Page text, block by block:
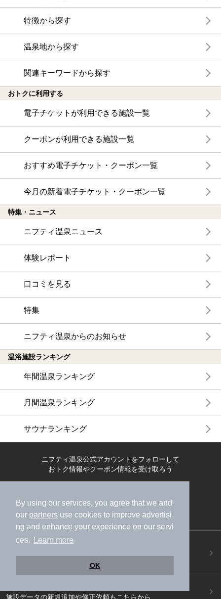
By using our services, you agree that we and
our partners use cookies to improve advertisi
ng and enhance your experience on our servi
ces.
Learn more
OK
特徴から探す
温泉地から探す
関連キーワードから探す
おトクに利用する
電子チケットが利用できる施設一覧
クーポンが利用できる施設一覧
おすすめ電子チケット・クーポン一覧
今月の新着電子チケット・クーポン一覧
特集・ニュース
ニフティ温泉ニュース
体験レポート
口コミを見る
特集
ニフティ温泉からのお知らせ
温浴施設ランキング
年間温泉ランキング
月間温泉ランキング
サウナランキング
ニフティ温泉公式アカウントをフォローして
おトク情報やクーポン情報を受け取ろう
ニフティ温泉アプリ
今すぐダウンロード！
施設データの新規追加や修正依頼もこちらから